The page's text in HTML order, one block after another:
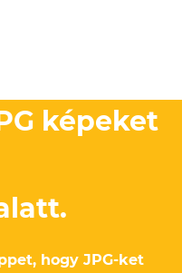
képeket
hogy JPG-ket